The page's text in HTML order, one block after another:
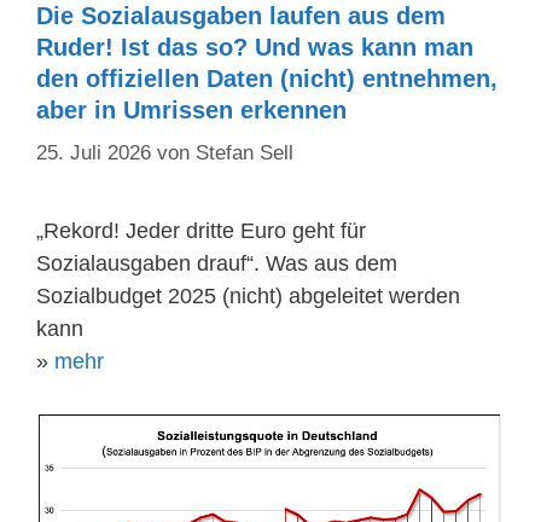
Die Sozialausgaben laufen aus dem
Ruder! Ist das so? Und was kann man
den offiziellen Daten (nicht) entnehmen,
aber in Umrissen erkennen
25. Juli 2026 von Stefan Sell
„Rekord! Jeder dritte Euro geht für
Sozialausgaben drauf“. Was aus dem
Sozialbudget 2025 (nicht) abgeleitet werden
kann
» mehr